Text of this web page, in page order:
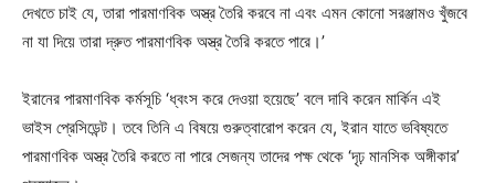
দেখতে চাই যে, তারা পারমাণবিক অস্ত্র তৈরি করবে না এবং এমন কোনো সরঞ্জামও খুঁজবে
না যা দিয়ে তারা দ্রুত পারমাণবিক অস্ত্র তৈরি করতে পারে।’
ইরানের পারমাণবিক কর্মসূচি ‘ধ্বংস করে দেওয়া হয়েছে’ বলে দাবি করেন মার্কিন এই
ভাইস প্রেসিডেন্ট। তবে তিনি এ বিষয়ে গুরুত্বারোপ করেন যে, ইরান যাতে ভবিষ্যতে
পারমাণবিক অস্ত্র তৈরি করতে না পারে সেজন্য তাদের পক্ষ থেকে ‘দৃঢ় মানসিক অঙ্গীকার’